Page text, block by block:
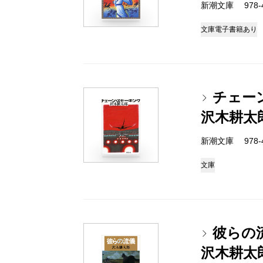
新潮文庫
文庫電子書籍あり
チェー
沢木耕太
新潮文庫
文庫
彼らの
沢木耕太